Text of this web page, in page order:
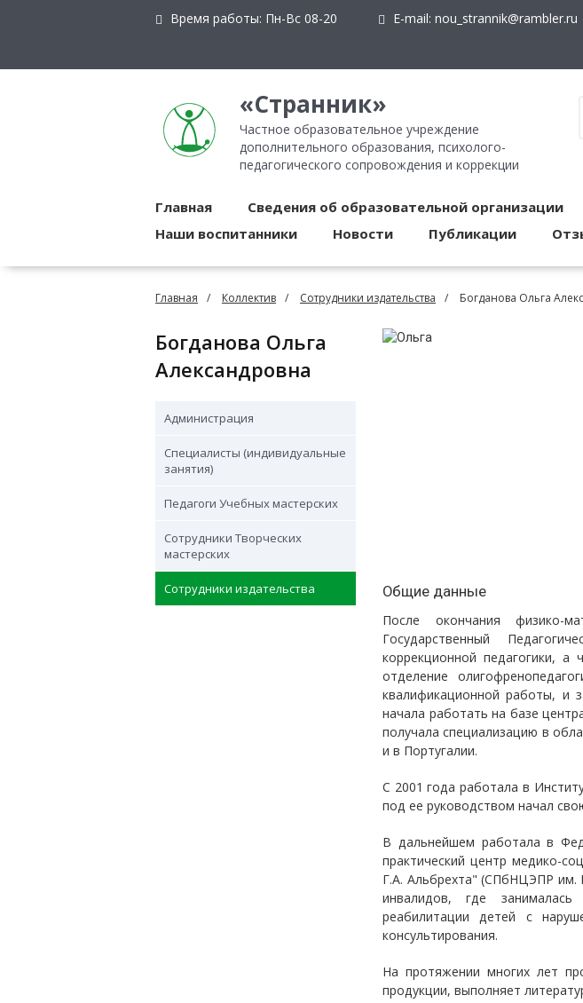
Время работы: Пн-Вс 08-20 E-mail: nou_strannik@rambler.ru
«Странник»
Частное образовательное учреждение
дополнительного образования, психолого-
педагогического сопровождения и коррекции
Главная Сведения об образовательной организации
Наши воспитанники
Новости Публикации
Главная Коллектив Сотрудники издательства Богданова Ольга
Богданова Ольга
Александровна
Администрация
Специалисты (индивидуальные
занятия)
Педагоги Учебных мастерских
Сотрудники Творческих
мастерских
Сотрудники издательства Общие данные
После окончания физико-
Государственный
коррекционной педагогики,
отделение
квалификационной работы, и
начала работать на базе
получала специализацию в
и в Португалии.
С 2001 года работала в
под ее руководством начал
В дальнейшем работала в
практический центр медико-
Г.А. Альбрехта" (СПбНЦЭПР им.
инвалидов, где занималась
реабилитации детей с
консультирования.
На протяжении многих лет
продукции, выполняет